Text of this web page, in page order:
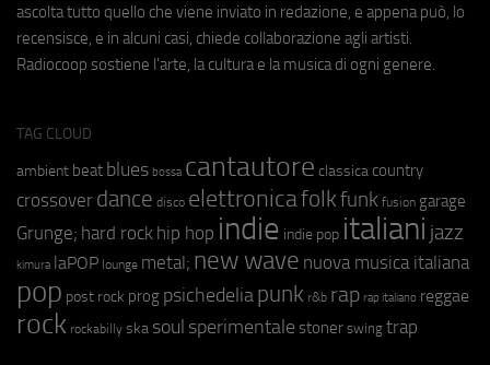
ascolta tutto quello che viene inviato in redazione, e appena può, lo
recensisce, e in alcuni casi, chiede collaborazione agli artisti.
Radiocoop sostiene l'arte, la cultura e la musica di ogni genere.
TAG CLOUD
ambient beat blues bossa cantautore classica country
crossover dance disco elettronicafolkfunk fusion garage
Grunge; hard rock hip hop indie indie pop italiani jazz
kimura laPOP lounge metal; new wave nuova musica italiana
pop post rock prog psichedeliapunk r&b rap rap italiano reggae
rock rockabilly ska soul sperimentale stoner swing trap